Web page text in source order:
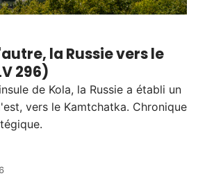
la Russie vers le
296)
de Kola, la Russie a établi un
vers le Kamtchatka. Chronique